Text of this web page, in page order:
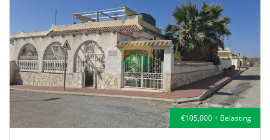
€105,000 + Belasting